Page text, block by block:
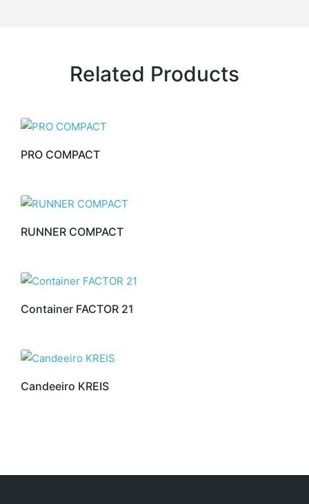
Related Products
PRO COMPACT
RUNNER COMPACT
Container FACTOR 21
Candeeiro KREIS